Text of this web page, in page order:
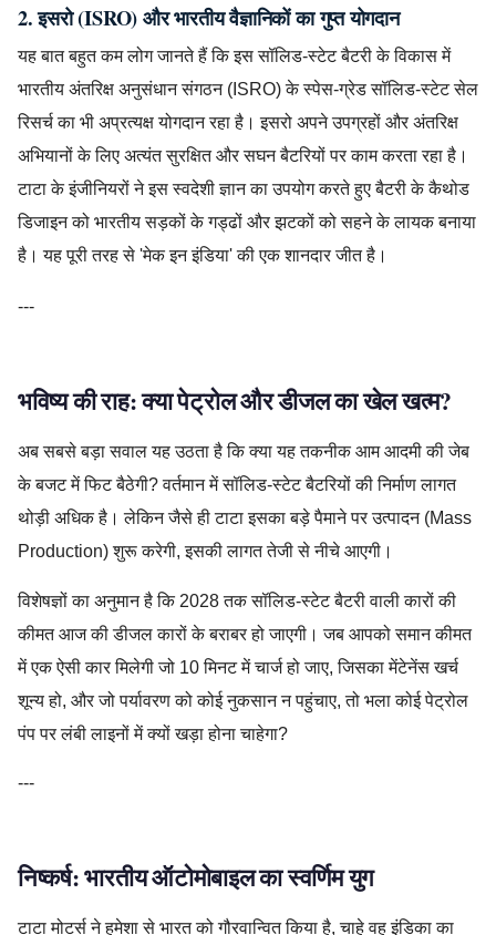
2. इसरो (ISRO) और भारतीय वैज्ञानिकों का गुप्त योगदान
यह बात बहुत कम लोग जानते हैं कि इस सॉलिड-स्टेट बैटरी के विकास में
भारतीय अंतरिक्ष अनुसंधान संगठन (ISRO) के स्पेस-ग्रेड सॉलिड-स्टेट सेल
रिसर्च का भी अप्रत्यक्ष योगदान रहा है। इसरो अपने उपग्रहों और अंतरिक्ष
अभियानों के लिए अत्यंत सुरक्षित और सघन बैटरियों पर काम करता रहा है।
टाटा के इंजीनियरों ने इस स्वदेशी ज्ञान का उपयोग करते हुए बैटरी के कैथोड
डिजाइन को भारतीय सड़कों के गड्ढों और झटकों को सहने के लायक बनाया
है। यह पूरी तरह से 'मेक इन इंडिया' की एक शानदार जीत है।
---
भविष्य की राह: क्या पेट्रोल और डीजल का खेल खत्म?
अब सबसे बड़ा सवाल यह उठता है कि क्या यह तकनीक आम आदमी की जेब
के बजट में फिट बैठेगी? वर्तमान में सॉलिड-स्टेट बैटरियों की निर्माण लागत
थोड़ी अधिक है। लेकिन जैसे ही टाटा इसका बड़े पैमाने पर उत्पादन (Mass
Production) शुरू करेगी, इसकी लागत तेजी से नीचे आएगी।
विशेषज्ञों का अनुमान है कि 2028 तक सॉलिड-स्टेट बैटरी वाली कारों की
कीमत आज की डीजल कारों के बराबर हो जाएगी। जब आपको समान कीमत
में एक ऐसी कार मिलेगी जो 10 मिनट में चार्ज हो जाए, जिसका मेंटेनेंस खर्च
शून्य हो, और जो पर्यावरण को कोई नुकसान न पहुंचाए, तो भला कोई पेट्रोल
पंप पर लंबी लाइनों में क्यों खड़ा होना चाहेगा?
---
निष्कर्ष: भारतीय ऑटोमोबाइल का स्वर्णिम युग
टाटा मोटर्स ने हमेशा से भारत को गौरवान्वित किया है, चाहे वह इंडिका का